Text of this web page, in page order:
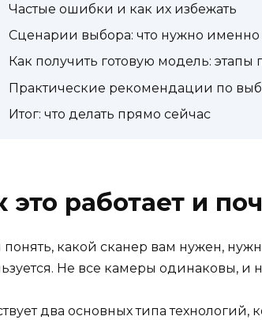
Частые ошибки и как их избежать
Сценарии выбора: что нужно именно
Как получить готовую модель: этапы
Практические рекомендации по
Итог: что делать прямо сейчас
это работает и
понять, какой сканер вам нужен,
Не все камеры одинаковы, и
два основных типа технологий,